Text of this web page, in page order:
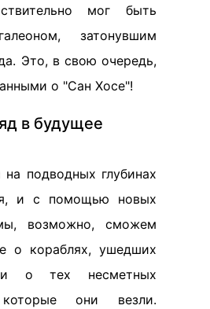
мог быть
затонувшим
Это, в свою очередь,
о "Сан Хосе"!
в будущее
на подводных глубинах
и с помощью новых
возможно, сможем
о кораблях, ушедших
о тех несметных
которые они везли.